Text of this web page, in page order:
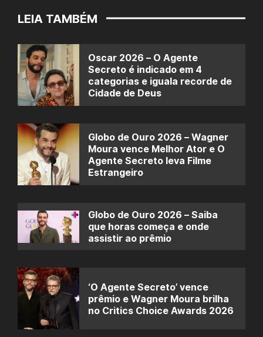
LEIA TAMBÉM
Oscar 2026 – O Agente
Secreto é indicado em 4
categorias e iguala recorde de
Cidade de Deus
Globo de Ouro 2026 – Wagner
Moura vence Melhor Ator e O
Agente Secreto leva Filme
Estrangeiro
Globo de Ouro 2026 – Saiba
que horas começa e onde
assistir ao prêmio
‘O Agente Secreto’ vence
prêmio e Wagner Moura brilha
no Critics Choice Awards 2026